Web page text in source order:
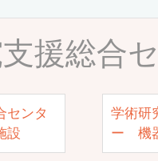
援総合
センタ
設
学術研
ー 機